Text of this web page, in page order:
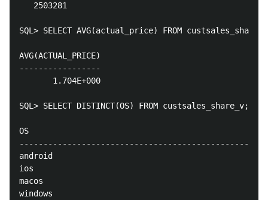
   2503281
SQL> SELECT AVG(actual_price) FROM
AVG(ACTUAL_PRICE)
-----------------
       1.704E+000
SQL> SELECT DISTINCT(OS) FROM custsales_share_v;
OS
android
ios
macos
windows